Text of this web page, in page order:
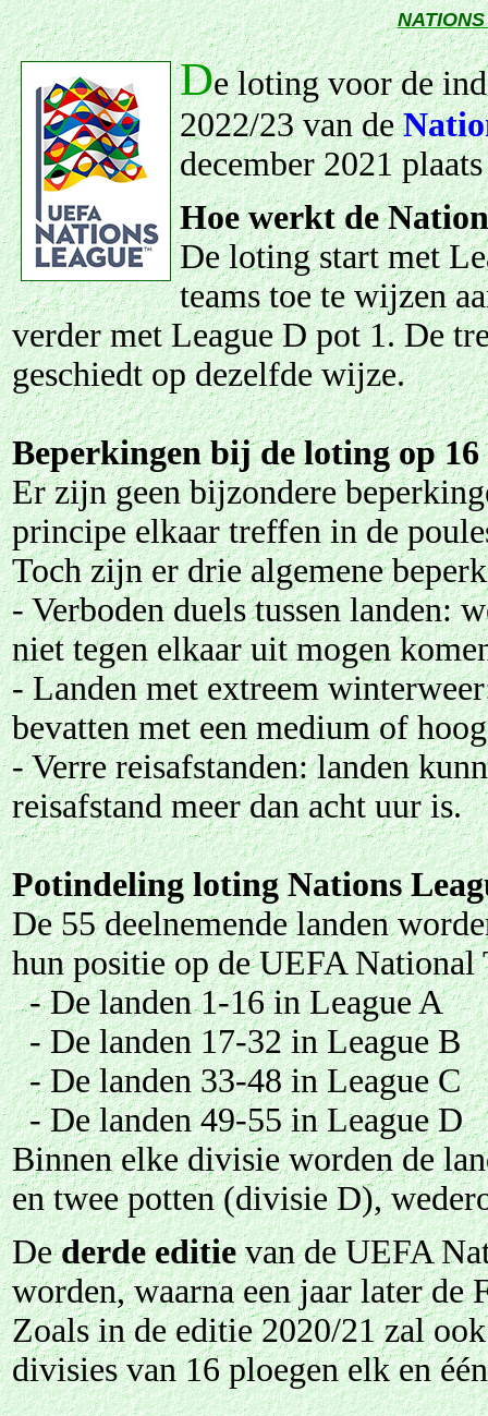
De lotingvoor de
2022/23 van de
december 2021
Hoe werkt de
De loting start met
teams toe te wijzen
verder met League D pot 1. De
geschiedt op dezelfde wijze.
Beperkingen bij de loting op 16
Er zijn geen bijzondere
principe elkaar treffen in de
Toch zijn er drie algemene
- Verboden duels tussen landen:
niet tegen elkaar uit mogen
- Landen met extreem
bevatten met een medium of
- Verre reisafstanden: landen
reisafstand meer dan acht uur is.
Potindeling loting Nations
De 55 deelnemende landen
hun positie op de UEFA
- De landen 1-16 in League A
- De landen 17-32 in League B
- De landen 33-48 in League C
- De landen 49-55 in League D
Binnen elke divisie worden de
en twee potten (divisie D),
Dederde editievan de UEFA
worden, waarna een jaar later de
Zoals in de editie 2020/21 zal
divisies van 16 ploegen elk en